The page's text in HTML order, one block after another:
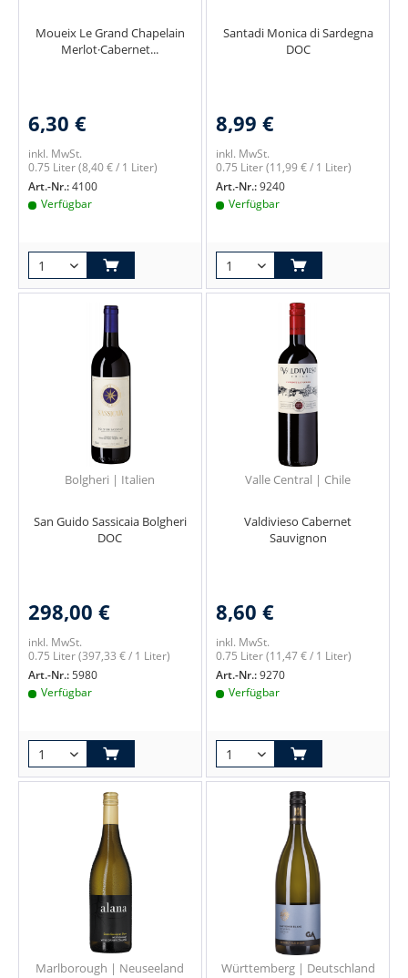
Moueix Le Grand Chapelain
Merlot·Cabernet...
6,30 €
inkl. MwSt.
0.75 Liter(8,40 € / 1 Liter)
Art.-Nr.:4100
Verfügbar
Santadi Monica di Sardegna
DOC
8,99 €
inkl. MwSt.
0.75 Liter(11,99 € / 1 Liter)
Art.-Nr.:9240
Verfügbar
Bolgheri | Italien
San Guido Sassicaia Bolgheri
DOC
298,00 €
inkl. MwSt.
0.75 Liter(397,33 € / 1 Liter)
Art.-Nr.:5980
Verfügbar
Valle Central | Chile
Valdivieso Cabernet
Sauvignon
8,60 €
inkl. MwSt.
0.75 Liter(11,47 € / 1 Liter)
Art.-Nr.:9270
Verfügbar
Marlborough | Neuseeland Württemberg | Deutschland